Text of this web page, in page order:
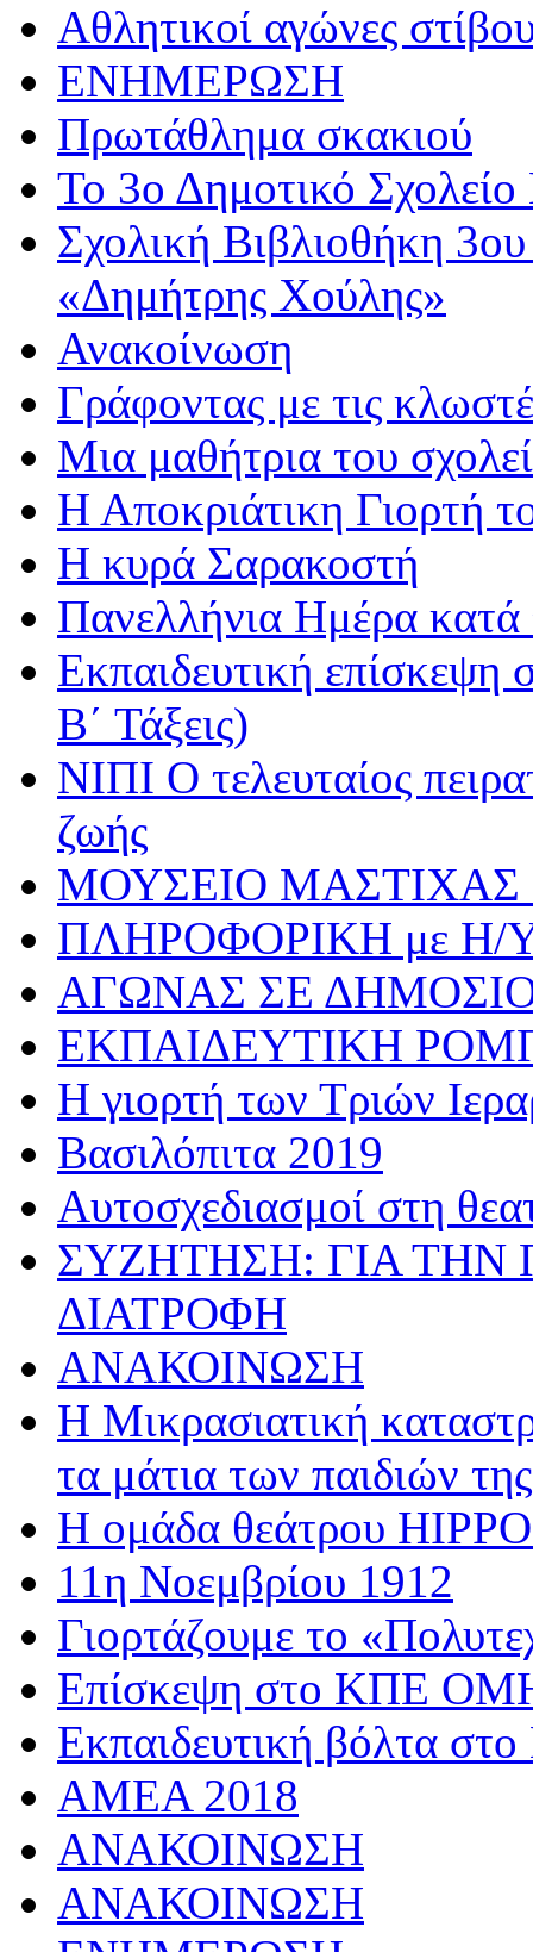
Αθλητικoί αγώνες
ΕΝΗΜΕΡΩΣΗ
Πρωτάθλημα σκακιού
Το 3ο Δημοτικό Σχολείο
Σχολική Βιβλιοθήκη
«Δημήτρης Χούλης»
Ανακοίνωση
Γράφοντας με τις
Μια μαθήτρια του
Η Αποκριάτικη Γιορτή
Η κυρά Σαρακοστή
Πανελλήνια Ημέρα κατά
Εκπαιδευτική επίσκεψη
Β΄ Τάξεις)
ΝΙΠΙ Ο τελευταίος
ζωής
ΜΟΥΣΕΙΟ ΜΑΣΤΙΧΑΣ
ΠΛΗΡΟΦΟΡΙΚΗ με Η/
ΑΓΩΝΑΣ ΣΕ
ΕΚΠΑΙΔΕΥΤΙΚΗ
Η γιορτή των Τριών
Βασιλόπιτα 2019
Αυτοσχεδιασμοί στη
ΣΥΖΗΤΗΣΗ: ΓΙΑ ΤΗΝ
ΔΙΑΤΡΟΦΗ
ΑΝΑΚΟΙΝΩΣΗ
Η Μικρασιατική
τα μάτια των παιδιών
Η ομάδα θεάτρου
11η Νοεμβρίου 1912
Γιορτάζουμε το
Επίσκεψη στο ΚΠΕ
Εκπαιδευτική βόλτα
AMEA 2018
ΑΝΑΚΟΙΝΩΣΗ
ΑΝΑΚΟΙΝΩΣΗ